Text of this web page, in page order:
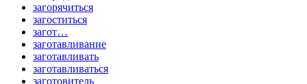
загорячиться
загоститься
загот…
заготавливание
заготавливать
заготавливаться
заготовитель